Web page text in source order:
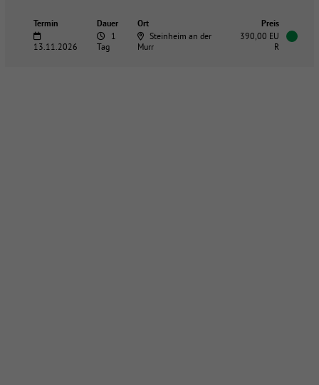
Termin Dauer Ort Preis
13.11.2026
1
Tag
Steinheim an der
Murr
390,00 EU
R